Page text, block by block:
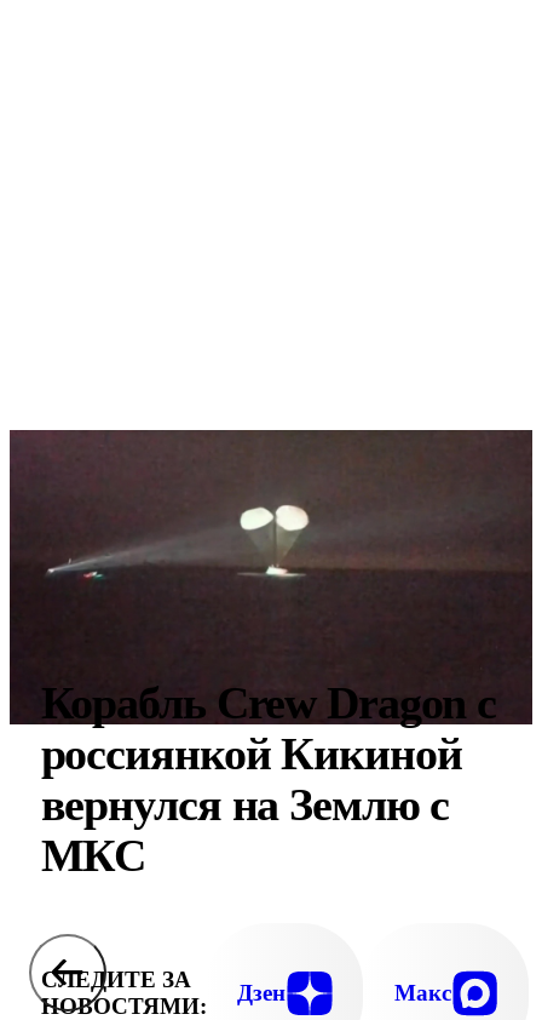
Корабль Crew Dragon с
россиянкой Кикиной
вернулся на Землю с
МКС
СЛЕДИТЕ ЗА
НОВОСТЯМИ:
Дзен Макс